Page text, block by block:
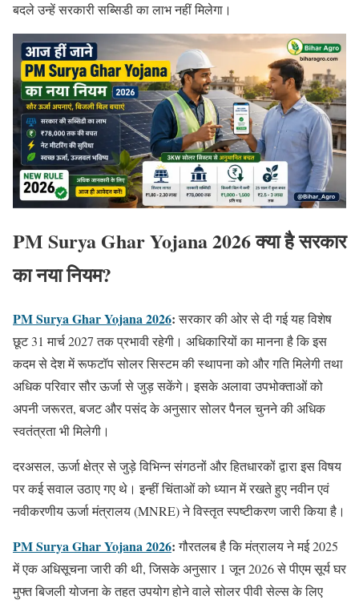
बदले उन्हें सरकारी सब्सिडी का लाभ नहीं मिलेगा।
PM Surya Ghar Yojana 2026क्या है सरकार
का नया नियम?
PM Surya Ghar Yojana 2026:सरकार की ओर से दी गई यह विशेष
छूट 31 मार्च 2027 तक प्रभावी रहेगी। अधिकारियों का मानना है कि इस
कदम से देश में रूफटॉप सोलर सिस्टम की स्थापना को और गति मिलेगी तथा
अधिक परिवार सौर ऊर्जा से जुड़ सकेंगे। इसके अलावा उपभोक्ताओं को
अपनी जरूरत, बजट और पसंद के अनुसार सोलर पैनल चुनने की अधिक
स्वतंत्रता भी मिलेगी।
दरअसल, ऊर्जा क्षेत्र से जुड़े विभिन्न संगठनों और हितधारकों द्वारा इस विषय
पर कई सवाल उठाए गए थे। इन्हीं चिंताओं को ध्यान में रखते हुए नवीन एवं
नवीकरणीय ऊर्जा मंत्रालय (MNRE) ने विस्तृत स्पष्टीकरण जारी किया है।
PM Surya Ghar Yojana 2026:गौरतलब है कि मंत्रालय ने मई 2025
में एक अधिसूचना जारी की थी, जिसके अनुसार 1 जून 2026 से पीएम सूर्य घर
मुफ्त बिजली योजना के तहत उपयोग होने वाले सोलर पीवी सेल्स के लिए